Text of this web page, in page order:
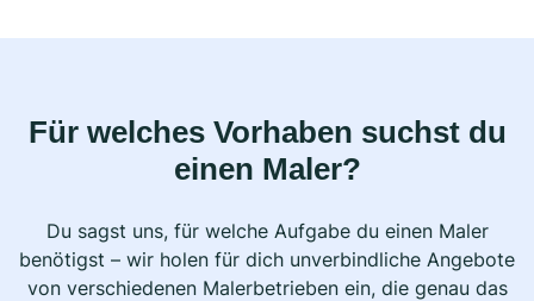
Für welches Vorhaben suchst du
einen Maler?
Du sagst uns, für welche Aufgabe du einen Maler
benötigst – wir holen für dich unverbindliche Angebote
von verschiedenen Malerbetrieben ein, die genau das